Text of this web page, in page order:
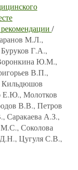
/
М.Л.,
Г.А.,
Ю.М.,
В.П.,
Молотков
В.В., Петров
Саракаева А.З.,
Соколова
Цугуля С.В.,